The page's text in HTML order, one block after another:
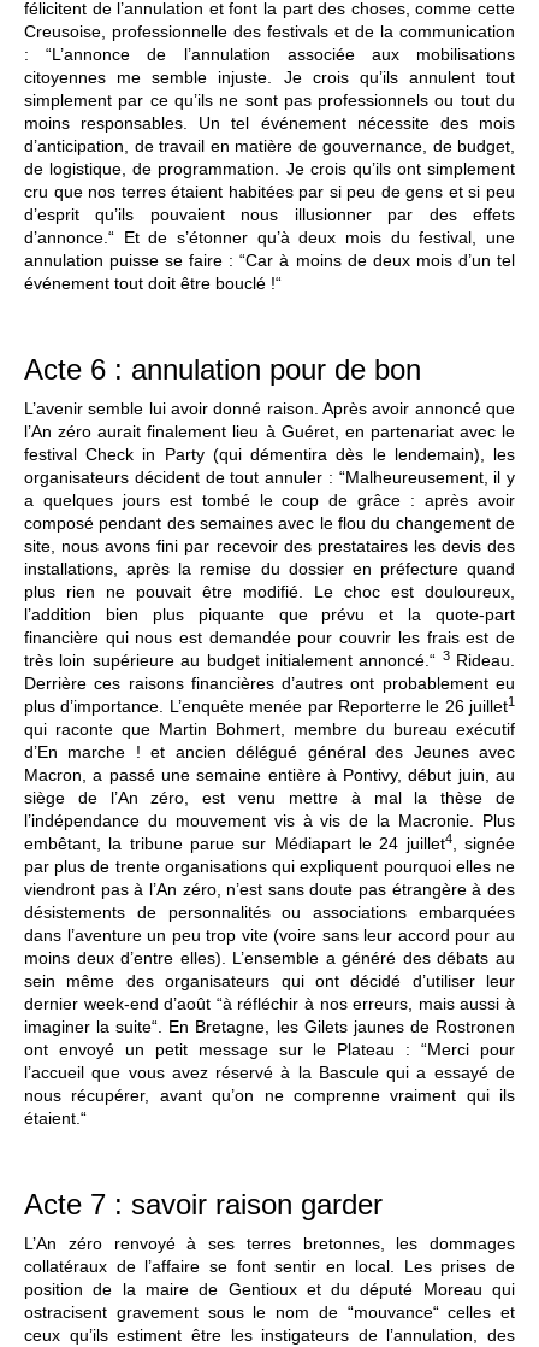
félicitent de l’annulation et font la part des choses, comme cette
Creusoise, professionnelle des festivals et de la communication
: “L’annonce de l’annulation associée aux mobilisations
citoyennes me semble injuste. Je crois qu’ils annulent tout
simplement par ce qu’ils ne sont pas professionnels ou tout du
moins responsables. Un tel événement nécessite des mois
d’anticipation, de travail en matière de gouvernance, de budget,
de logistique, de programmation. Je crois qu’ils ont simplement
cru que nos terres étaient habitées par si peu de gens et si peu
d’esprit qu’ils pouvaient nous illusionner par des effets
d’annonce.“ Et de s’étonner qu’à deux mois du festival, une
annulation puisse se faire : “Car à moins de deux mois d’un tel
événement tout doit être bouclé !“
Acte 6 : annulation pour de bon
L’avenir semble lui avoir donné raison. Après avoir annoncé que
l’An zéro aurait finalement lieu à Guéret, en partenariat avec le
festival Check in Party (qui démentira dès le lendemain), les
organisateurs décident de tout annuler : “Malheureusement, il y
a quelques jours est tombé le coup de grâce : après avoir
composé pendant des semaines avec le flou du changement de
site, nous avons fini par recevoir des prestataires les devis des
installations, après la remise du dossier en préfecture quand
plus rien ne pouvait être modifié. Le choc est douloureux,
l’addition bien plus piquante que prévu et la quote-part
financière qui nous est demandée pour couvrir les frais est de
très loin supérieure au budget initialement annoncé.“ 3Rideau.
Derrière ces raisons financières d’autres ont probablement eu
plus d’importance. L’enquête menée par Reporterre le 26 juillet1
qui raconte que Martin Bohmert, membre du bureau exécutif
d’En marche ! et ancien délégué général des Jeunes avec
Macron, a passé une semaine entière à Pontivy, début juin, au
siège de l’An zéro, est venu mettre à mal la thèse de
l’indépendance du mouvement vis à vis de la Macronie. Plus
embêtant, la tribune parue sur Médiapart le 24 juillet4, signée
par plus de trente organisations qui expliquent pourquoi elles ne
viendront pas à l’An zéro, n’est sans doute pas étrangère à des
désistements de personnalités ou associations embarquées
dans l’aventure un peu trop vite (voire sans leur accord pour au
moins deux d’entre elles). L’ensemble a généré des débats au
sein même des organisateurs qui ont décidé d’utiliser leur
dernier week-end d’août “à réfléchir à nos erreurs, mais aussi à
imaginer la suite“. En Bretagne, les Gilets jaunes de Rostronen
ont envoyé un petit message sur le Plateau : “Merci pour
l’accueil que vous avez réservé à la Bascule qui a essayé de
nous récupérer, avant qu’on ne comprenne vraiment qui ils
étaient.“
Acte 7 : savoir raison garder
L’An zéro renvoyé à ses terres bretonnes, les dommages
collatéraux de l’affaire se font sentir en local. Les prises de
position de la maire de Gentioux et du député Moreau qui
ostracisent gravement sous le nom de “mouvance“ celles et
ceux qu’ils estiment être les instigateurs de l’annulation, des